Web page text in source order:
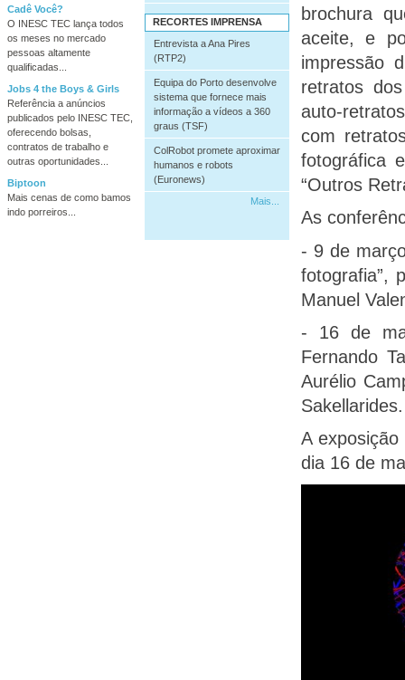
Cadê Você?
O INESC TEC lança todos
os meses no mercado
pessoas altamente
qualificadas...
Jobs 4 the Boys & Girls
Referência a anúncios
publicados pelo INESC TEC,
oferecendo bolsas,
contratos de trabalho e
outras oportunidades...
Biptoon
Mais cenas de como bamos
indo porreiros...
RECORTES IMPRENSA
Entrevista a Ana Pires
(RTP2)
Equipa do Porto desenvolve
sistema que fornece mais
informação a vídeos a 360
graus (TSF)
ColRobot promete aproximar
humanos e robots
(Euronews)
Mais...
brochura
aceite, e
impressão
retratos
auto-
com
fotográfica
“Outros
As
- 9 de
fotografia”,
Manuel
- 16 de
Fernando
Aurélio
Sakellarides.
A
dia 16 de